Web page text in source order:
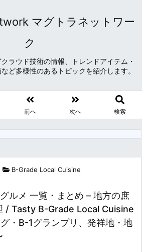
マグトラネットワー
ク
ラウド技術の情報、トレンドアイテム・
ど多様性のあるトピックを紹介します。
前へ 次へ 検索
B-Grade Local Cuisine
ルメ 一覧・まとめ – 地方の庶
/ Tasty B-Grade Local Cuisine
・B-1グランプリ、発祥地・地